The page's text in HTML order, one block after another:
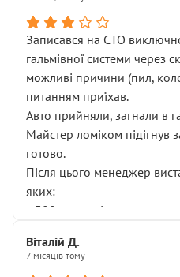
Записався на СТО
гальмівної системи через
можливі причини (пил,
питанням приїхав.
Авто прийняли, загнали в
Майстер ломіком підігнув
готово.
Після цього менеджер
яких:
• 300 грн — діагностика
НЕ погоджував
Віталій Д.
7 місяців тому